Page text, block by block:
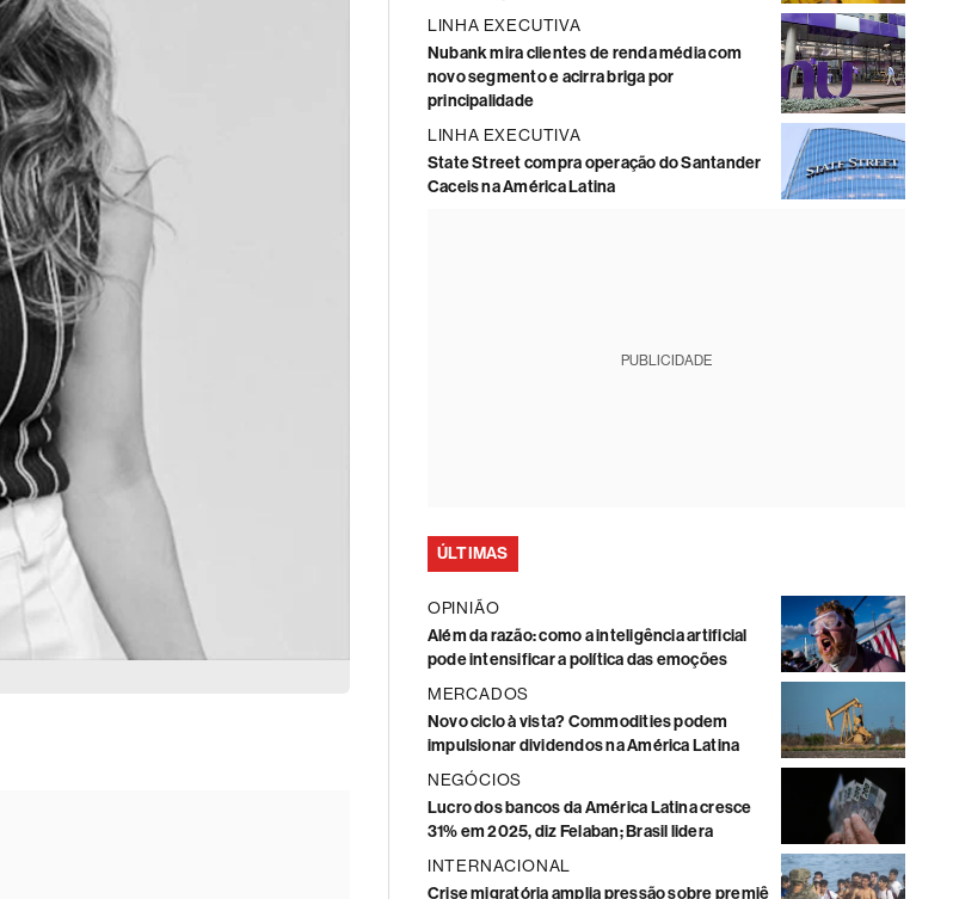
LINHA EXECUTIVA
Nubank mira clientes de renda média com
novo segmento e acirra briga por
principalidade
LINHA EXECUTIVA
State Street compra operação do Santander
Caceis na América Latina
PUBLICIDADE
ÚLTIMAS
OPINIÃO
Além da razão: como a inteligência artificial
pode intensificar a política das emoções
MERCADOS
Novo ciclo à vista? Commodities podem
impulsionar dividendos na América Latina
NEGÓCIOS
Lucro dos bancos da América Latina cresce
31% em 2025, diz Felaban; Brasil lidera
INTERNACIONAL
Crise migratória amplia pressão sobre premiê